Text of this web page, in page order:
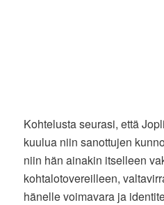
Kohtelusta seurasi, että
kuulua niin sanottujen
niin hän ainakin itselleen
kohtalotovereilleen,
hänelle voimavara ja